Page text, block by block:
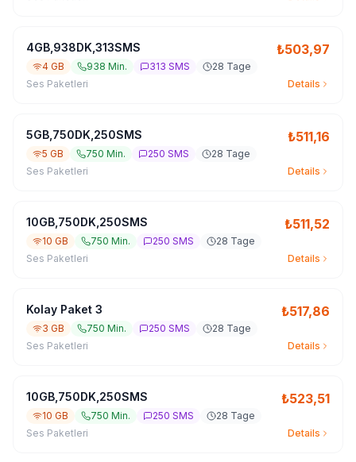
4GB,938DK,313SMS ₺503,97
4 GB 938 Min. 313 SMS
28 Tage
Ses Paketleri
Details
5GB,750DK,250SMS ₺511,16
5 GB 750 Min. 250 SMS
28 Tage
Ses Paketleri
Details
10GB,750DK,250SMS ₺511,52
10 GB 750 Min. 250 SMS
28 Tage
Ses Paketleri
Details
Kolay Paket 3 ₺517,86
3 GB 750 Min. 250 SMS
28 Tage
Ses Paketleri
Details
10GB,750DK,250SMS ₺523,51
10 GB 750 Min. 250 SMS
28 Tage
Ses Paketleri
Details